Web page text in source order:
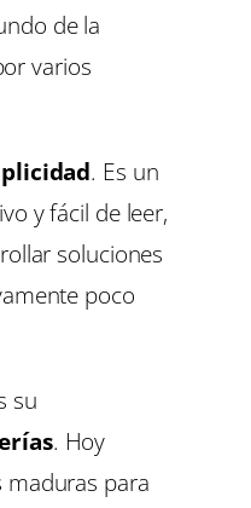
de la
varios
. Es un
y fácil de leer,
soluciones
poco
su
. Hoy
maduras para